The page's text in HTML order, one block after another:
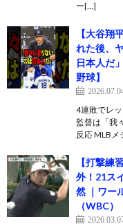
ー[…]
【大谷翔
れた後、
日本人だ
野球】
4連敗でレ
監督は「我
反応 MLB
【打撃練
外！21ス
然 ｜ワー
（WBC）